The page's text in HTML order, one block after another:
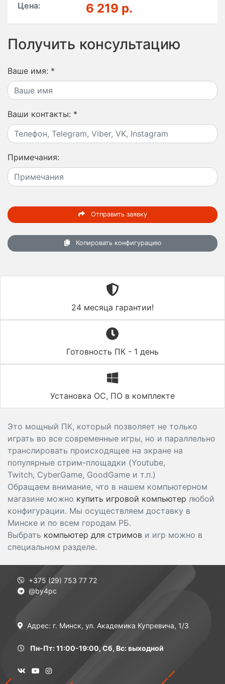
Цена: 6 219 р.
Получить консультацию
Ваше имя: *
Ваши контакты: *
Примечания:
Отправить заявку
Копировать конфигурацию
24 месяца гарантии!
Готовность ПК - 1 день
Установка ОС, ПО в комплекте
Это мощный ПК, который позволяет не только
играть во все современные игры, но и параллельно
транслировать происходящее на экране на
популярные стрим-площадки (Youtube,
Twitch, CyberGame, GoodGame и т.п.)
Обращаем внимание, что в нашем компьютерном
магазине можно купить игровой компьютер любой
конфигурации. Мы осуществляем доставку в
Минске и по всем городам РБ.
Выбрать компьютер для стримов и игр можно в
специальном разделе.
+375 (29) 753 77 72
@by4pc
Адрес: г. Минск, ул. Академика Купревича, 1/3
Пн-Пт: 11:00-19:00, Сб, Вс: выходной